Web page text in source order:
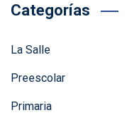
Categorías
La Salle
Preescolar
Primaria